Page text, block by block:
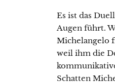
Es ist das
Augen führt.
Michelangelo
weil ihm die
Schatten